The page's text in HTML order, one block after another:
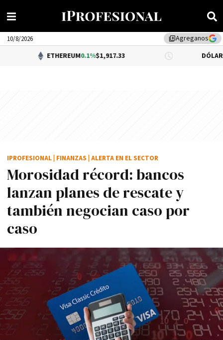
library_addAgreganos
10/8/2026
ETHEREUM0.1%$1,917.33 DÓLAR BNA
Morosidad récord: bancos
lanzan planes de rescate y
también negocian caso por
caso
IPROFESIONAL FINANZAS ALERTA EN EL SECTOR